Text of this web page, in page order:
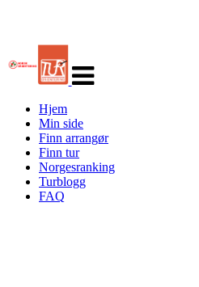
navigasjon
Hjem
Min side
Finn arrangør
Finn tur
Norgesranking
Turblogg
FAQ